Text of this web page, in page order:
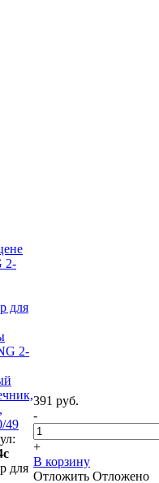
2-
для
2-
49
для
391 руб.
-
+
В корзину
Отложить Отложено